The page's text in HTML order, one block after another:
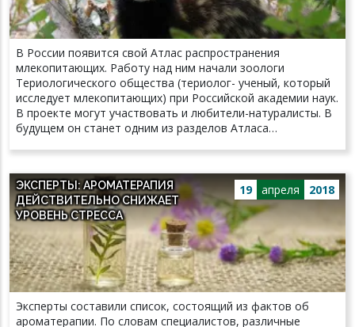
В России появится свой Атлас распространения
млекопитающих. Работу над ним начали зоологи
Териологического общества (териолог- ученый, который
исследует млекопитающих) при Российской академии наук.
В проекте могут участвовать и любители-натуралисты. В
будущем он станет одним из разделов Атласа
сотрудник ФИЦ Южный научный центр РАН, кандидат
биологических наук Валерий Стахеев. - В фауне России
зарегистрировано 330 видов зверей, принадлежащих к
восьми отрядам, 45-ти семействам и 149-ти родам. Часть
этих видов была завезена на территорию нашей страны
человеком, но 317 видов считаются исконно обитавшими.
Список постоянно меняется. Животные могут вымирать
или, наоборот, расселяться на какой-то территории.
Редкие и случайные единичные заходы со временем
исключаются из списков. Сейчас большая часть
информации о животных нашей страны сосредоточена в
неопубликованных отчетах, дневниках, социальных сетях
19 апреля 2018
ЭКСПЕРТЫ: АРОМАТЕРАПИЯ
ДЕЙСТВИТЕЛЬНО СНИЖАЕТ
УРОВЕНЬ СТРЕССА
Эксперты составили список, состоящий из фактов об
ароматерапии. По словам специалистов, различные